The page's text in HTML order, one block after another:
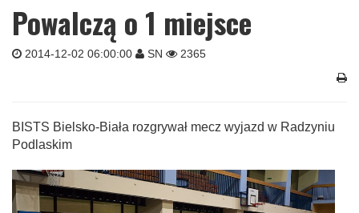
Powalczą o 1 miejsce
2014-12-02 06:00:00 SN 2365
BISTS Bielsko-Biała rozgrywał mecz wyjazd w Radzyniu
Podlaskim